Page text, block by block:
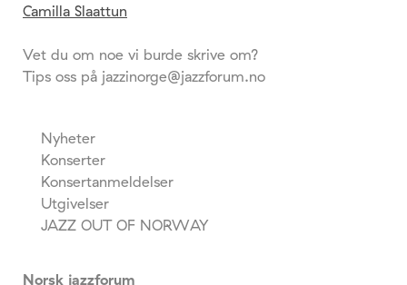
Camilla Slaattun
Vet du om noe vi burde skrive om?
Tips oss på jazzinorge@jazzforum.no
Nyheter
Konserter
Konsertanmeldelser
Utgivelser
JAZZ OUT OF NORWAY
Norsk jazzforum